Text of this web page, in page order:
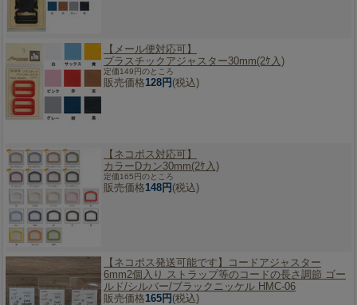
【メール便対応可】
プラスチックアジャスター30mm(2ｹ入)
定価149円のところ
販売価格128円(税込)
【ネコポス対応可】
カラーDカン30mm(2ｹ入)
定価165円のところ
販売価格148円(税込)
【ネコポス発送可能です】
コードアジャスター
6mm2個入り ストラップ等のコードの長さ調節 ゴー
ルド/シルバー/ブラックニッケル HMC-06
販売価格165円(税込)